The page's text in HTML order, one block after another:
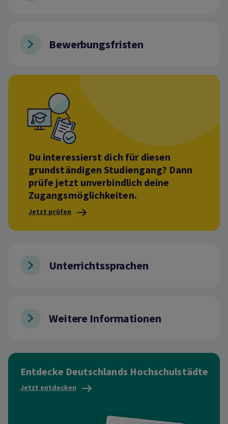
Bewerbungsfristen
Du interessierst dich für diesen
grundständigen Studiengang? Dann
prüfe jetzt unverbindlich deine
Zugangsmöglichkeiten.
Jetzt prüfen
Unterrichtssprachen
Weitere Informationen
Entdecke Deutschlands Hochschulstädte
Jetzt entdecken